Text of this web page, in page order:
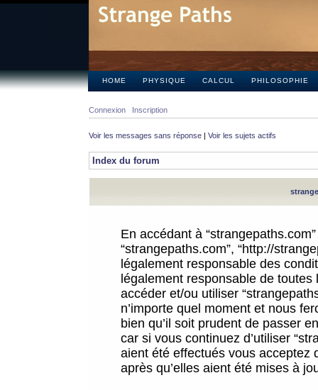
HOME PHYSIQUE CALCUL PHILOSOPHIE
Connexion Inscription
Voir les messages sans réponse | Voir les sujets actifs
Index du forum
En accédant à
“strangepaths.com”, “http://
légalement responsable des
légalement responsable de
accéder et/ou utiliser
n’importe quel moment et nous
bien qu’il soit prudent de passer
car si vous continuez d’utiliser
aient été effectués vous acceptez
après qu’elles aient été mises à